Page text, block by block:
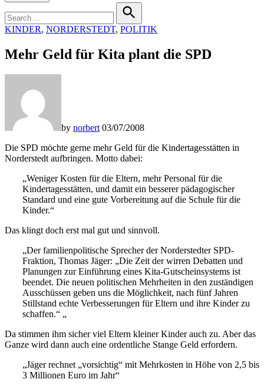
for:
Search
POSTED
KINDER, NORDERSTEDT, POLITIK
Mehr Geld für Kita plant die SPD
by norbert 03/07/2008
Die SPD möchte gerne mehr Geld für die Kindertagesstätten in
Norderstedt aufbringen. Motto dabei:
„Weniger Kosten für die Eltern, mehr Personal für die
Kindertagesstätten, und damit ein besserer pädagogischer
Standard und eine gute Vorbereitung auf die Schule für die
Kinder.“
Das klingt doch erst mal gut und sinnvoll.
„Der familienpolitische Sprecher der Norderstedter SPD-
Fraktion, Thomas Jäger: „Die Zeit der wirren Debatten und
Planungen zur Einführung eines Kita-Gutscheinsystems ist
beendet. Die neuen politischen Mehrheiten in den zuständigen
Ausschüssen geben uns die Möglichkeit, nach fünf Jahren
Stillstand echte Verbesserungen für Eltern und ihre Kinder zu
schaffen.“ „
Da stimmen ihm sicher viel Eltern kleiner Kinder auch zu. Aber das
Ganze wird dann auch eine ordentliche Stange Geld erfordern.
„Jäger rechnet „vorsichtig“ mit Mehrkosten in Höhe von 2,5 bis
3 Millionen Euro im Jahr“